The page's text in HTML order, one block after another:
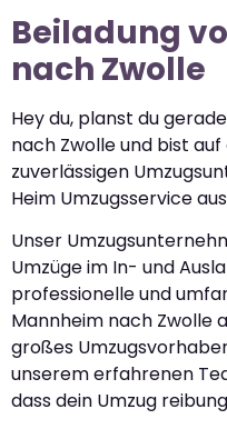
Beiladung
nach Zwolle
Hey du, planst du
nach Zwolle und bist
zuverlässigen
Heim Umzugsservice
Unser
Umzüge im In- und
professionelle und
Mannheim nach Zwolle
großes
unserem erfahrenen
dass dein Umzug